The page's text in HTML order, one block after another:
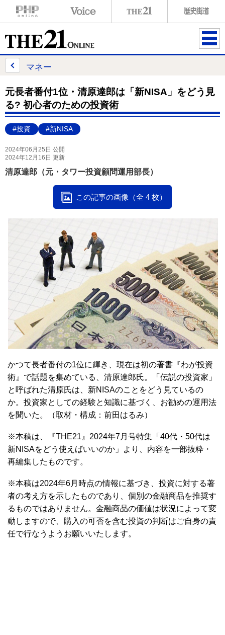
ME
マネー
元長者番付1位・清原達郎は「新NISA」をどう見
る? 初心者のための投資術
#投資 #新NISA
2024年06月25日 公開
2024年12月16日 更新
清原達郎（元・タワー投資顧問運用部長）
この記事の画像（全 4 枚）
かつて長者番付の1位に輝き、現在は初の著書『わが投資
術』で話題を集めている、清原達郎氏。「伝説の投資家」
と呼ばれた清原氏は、新NISAのことをどう見ているの
か。投資家としての経験と知識に基づく、お勧めの運用法
を聞いた。（取材・構成：前田はるみ）
※本稿は、『THE21』2024年7月号特集「40代・50代は
新NISAをどう使えばいいのか」より、内容を一部抜粋・
再編集したものです。
※本稿は2024年6月時点の情報に基づき、投資に対する著
者の考え方を示したものであり、個別の金融商品を推奨す
るものではありません。金融商品の価値は状況によって変
動しますので、購入の可否を含む投資の判断はご自身の責
任で行なうようお願いいたします。